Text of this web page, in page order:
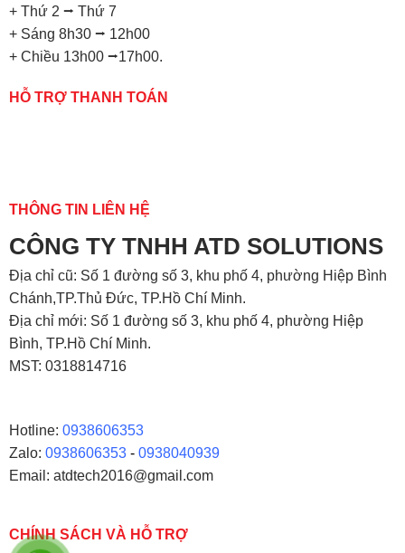
+ Thứ 2 ⭢ Thứ 7
+ Sáng 8h30 ⭢ 12h00
+ Chiều 13h00 ⭢17h00.
HỖ TRỢ THANH TOÁN
THÔNG TIN LIÊN HỆ
CÔNG TY TNHH ATD SOLUTIONS
Địa chỉ cũ: Số 1 đường số 3, khu phố 4, phường Hiệp Bình
Chánh,TP.Thủ Đức, TP.Hồ Chí Minh.
Địa chỉ mới: Số 1 đường số 3, khu phố 4, phường Hiệp
Bình, TP.Hồ Chí Minh.
MST: 0318814716
Hotline: 0938606353
Zalo: 0938606353 -0938040939
Email: atdtech2016@gmail.com
CHÍNH SÁCH VÀ HỖ TRỢ